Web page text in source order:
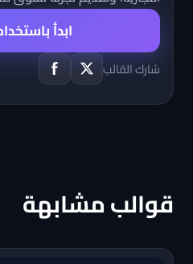
ابدأ
شارك القالب
قوالب مشابهة